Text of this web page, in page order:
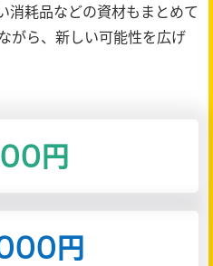
消耗品などの資材もまとめて
がら、新しい可能性を広げ
円
円